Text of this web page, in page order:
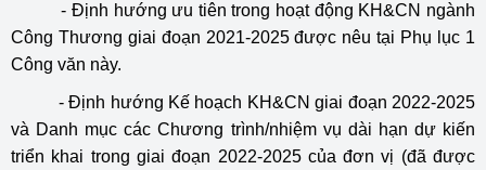
- Định hướng ưu tiên trong hoạt động KH&CN ngành
Công Thương giai đoạn 2021-2025 được nêu tại Phụ lục 1
Công văn này.
- Định hướng Kế hoạch KH&CN giai đoạn 2022-2025
và Danh mục các Chương trình/nhiệm vụ dài hạn dự kiến
triển khai trong giai đoạn 2022-2025 của đơn vị (đã được